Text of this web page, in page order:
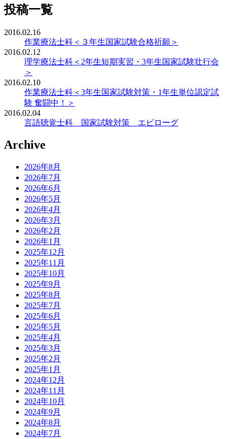
投稿一覧
2016.02.16
作業療法士科＜３年生国家試験合格祈願＞
2016.02.12
理学療法士科＜2年生短期実習・3年生国家試験壮行会
＞
2016.02.10
作業療法士科＜3年生国家試験対策・1年生単位認定試
験 奮闘中！＞
2016.02.04
言語聴覚士科 国家試験対策 エピローグ
Archive
2026年8月
2026年7月
2026年6月
2026年5月
2026年4月
2026年3月
2026年2月
2026年1月
2025年12月
2025年11月
2025年10月
2025年9月
2025年8月
2025年7月
2025年6月
2025年5月
2025年4月
2025年3月
2025年2月
2025年1月
2024年12月
2024年11月
2024年10月
2024年9月
2024年8月
2024年7月